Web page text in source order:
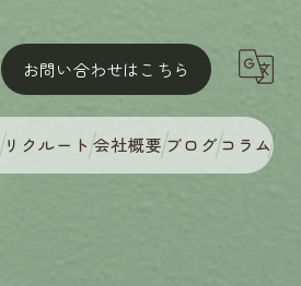
お問い合わせはこちら
リクルート 会社概要ブログコラム